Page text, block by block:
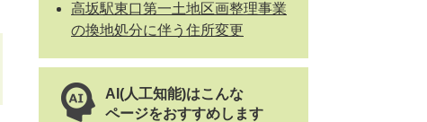
高坂駅東口第一土地区画整理事業
の換地処分に伴う住所変更
AI(人工知能)はこんな
ページをおすすめします